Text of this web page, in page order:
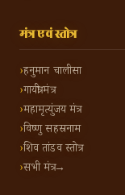
मंत्र एवं स्तोत्र
हनुमान चालीसा
गायत्री मंत्र
महामृत्युंजय मंत्र
विष्णु सहस्रनाम
शिव तांडव स्तोत्र
सभी मंत्र →